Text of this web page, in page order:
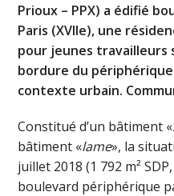
Prioux – PPX) a édifié
Paris (XVIIe), une
pour jeunes travailleurs
bordure du
contexte urbain.
Constitué d’un bâtiment «
bâtiment «lame», la
juillet 2018 (1 792 m²
boulevard périphérique